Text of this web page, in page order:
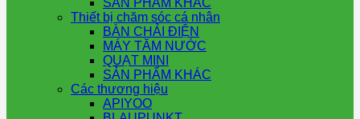
SẢN PHẨM KHÁC
Thiết bị chăm sóc cá nhân
BÀN CHẢI ĐIỆN
MÁY TĂM NƯỚC
QUẠT MINI
SẢN PHẨM KHÁC
Các thương hiệu
APIYOO